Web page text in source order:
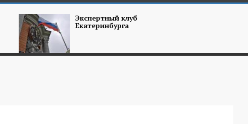
Экспертный клуб
Екатеринбурга